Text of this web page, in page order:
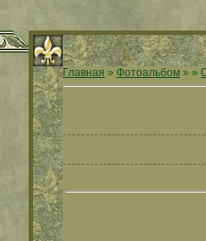
Главная » Фотоальбом » »